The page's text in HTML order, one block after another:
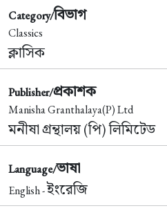
Category/বিভাগ
Classics
ক্লাসিক
Publisher/প্রকাশক
Manisha Granthalaya(P) Ltd
মনীষা গ্রন্থালয় (পি) লিমিটেড
Language/ভাষা
English -ইংরেজি